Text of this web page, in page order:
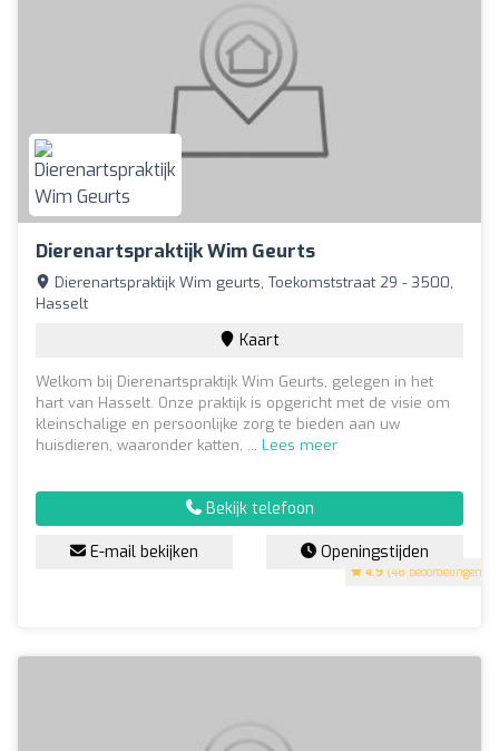
Dierenartspraktijk Wim Geurts
4.9 (48 beoordelingen)
Dierenartspraktijk Wim geurts, Toekomststraat 29 - 3500,
Hasselt
Kaart
Welkom bij Dierenartspraktijk Wim Geurts, gelegen in het
hart van Hasselt. Onze praktijk is opgericht met de visie om
kleinschalige en persoonlijke zorg te bieden aan uw
huisdieren, waaronder katten, ... Lees meer
Bekijk telefoon
E-mail bekijken Openingstijden